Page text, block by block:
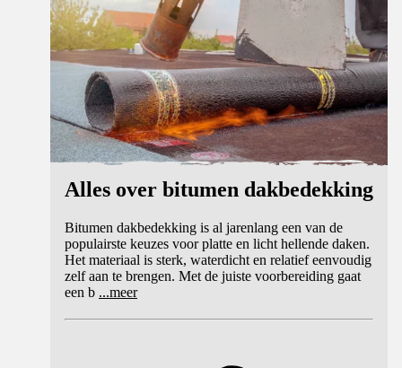
Alles over bitumen dakbedekking
Bitumen dakbedekking is al jarenlang een van de
populairste keuzes voor platte en licht hellende daken.
Het materiaal is sterk, waterdicht en relatief eenvoudig
zelf aan te brengen. Met de juiste voorbereiding gaat
een b ...meer